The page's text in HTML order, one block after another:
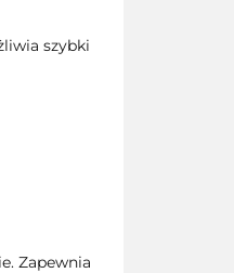
szybki
Zapewnia